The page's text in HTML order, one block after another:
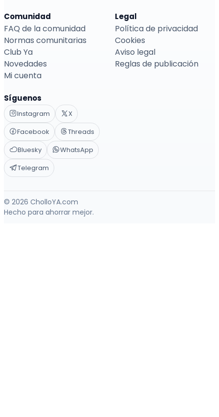
Comunidad
FAQ de la comunidad
Normas comunitarias
Club Ya
Novedades
Mi cuenta
Legal
Política de privacidad
Cookies
Aviso legal
Reglas de publicación
Síguenos
Instagram
X
Facebook
Threads
Bluesky
WhatsApp
Telegram
© 2026 CholloYA.com
Hecho para ahorrar mejor.